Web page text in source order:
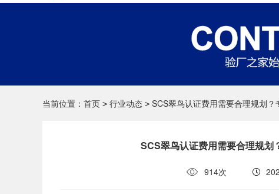
当前位置： 首页 > 行业动态 > SCS翠鸟认证费用需要合理规划
SCS翠鸟认证费用需要合理规划
914次